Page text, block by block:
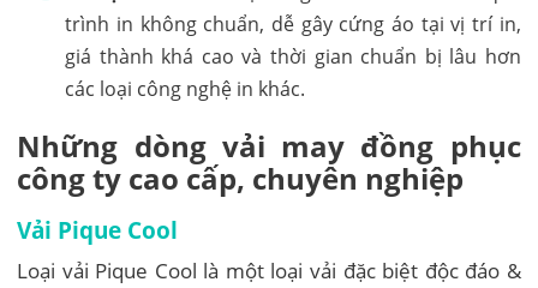
trình in không chuẩn, dễ gây cứng áo tại vị trí in,
giá thành khá cao và thời gian chuẩn bị lâu hơn
các loại công nghệ in khác.
Những dòng vải may đồng phục
công ty cao cấp, chuyên nghiệp
Vải Pique Cool
Loại vải Pique Cool là một loại vải đặc biệt độc đáo &